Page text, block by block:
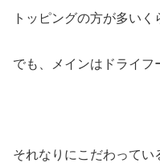
トッピングの方が多いく
でも、メインはドライフ
それなりにこだわってい